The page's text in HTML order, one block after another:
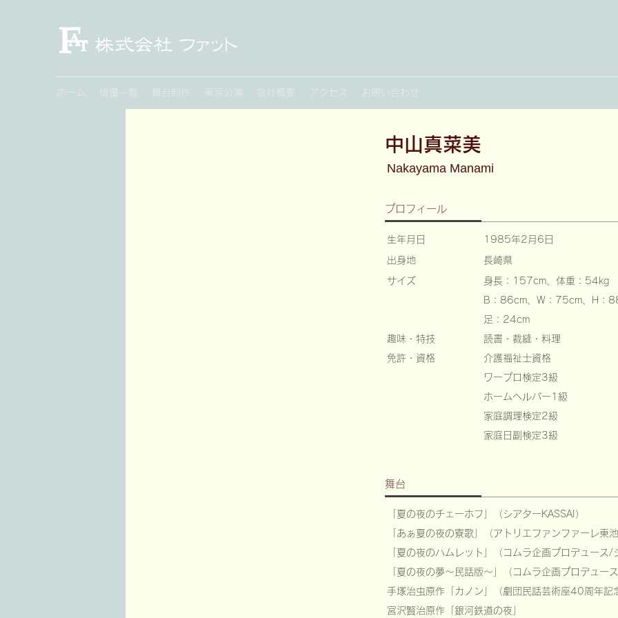
ホーム 俳優一覧 舞台制作 東京公演 会社概要 アクセス お問い合わせ
中山真菜美
Nakayama Manami
プロフィール
​生年月日 1985年2月6日
出身地 長崎県
サイズ
身長：157cm、体重：54kg
​B：86cm、W：75cm、H：
​足：24cm
​趣味・特技
免許・資格
読書・裁縫・料理
​介護福祉士資格
ワープロ検定3級
ホームヘルパー1級
家庭調理検定2級
​家庭日副検定3級
舞台
「夏の夜のチェーホフ」（シアターKASSAI）
あ ぁ夏の夜の寮歌」（アトリエフ ァンファーレ東
「夏の夜のハムレット」（コムラ企画プロデュース/
「夏の夜の夢～民話版～」（コムラ企画プロデュー
手塚治虫原作「カノン」（劇団民話芸術座40周年記
宮沢賢治原作「銀河鉄道の夜」